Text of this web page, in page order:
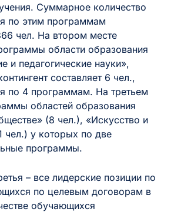
Суммарное количество
по этим программам
чел. На втором месте
области образования
и педагогические науки»,
составляет 6 чел.,
по 4 программам. На третьем
областей образования
(8 чел.), «Искусство и
чел.) у которых по две
программы.
– все лидерские позиции по
по целевым договорам в
обучающихся